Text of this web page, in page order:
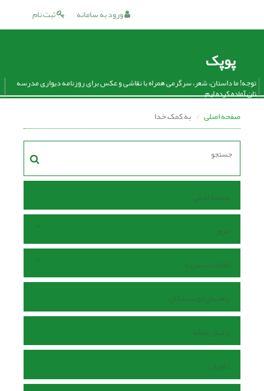
ثبت نام ورود به سامانه
پوپک
توجه! ما داستان، شعر، سرگرمی همراه با نقاشی و عکس برای روزنامه دیواری مدرسه
تان آماده کرده ایم.
صفحه اصلی به کمک خدا
صفحه اصلی
مرور
اطلاعات نشریه
راهنمای نویسندگان
ارسال مقاله
داوران